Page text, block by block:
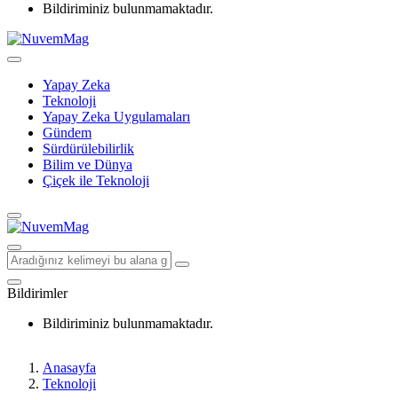
Bildiriminiz bulunmamaktadır.
Yapay Zeka
Teknoloji
Yapay Zeka Uygulamaları
Gündem
Sürdürülebilirlik
Bilim ve Dünya
Çiçek ile Teknoloji
Bildirimler
Bildiriminiz bulunmamaktadır.
Anasayfa
Teknoloji